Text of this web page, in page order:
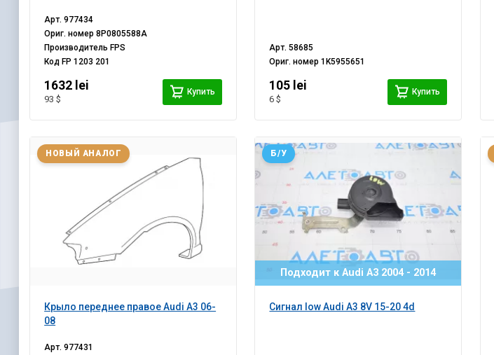
Арт.977434
Ориг. номер8P0805588A
ПроизводительFPS
КодFP 1203 201
1632 lei
93 $
Купить
Арт.58685
Ориг. номер1K5955651
105 lei
6 $
Купить
Крыло переднее правое Audi A3 06-
08
НОВЫЙ АНАЛОГ
Арт.977431
Подходит к Audi A3 2004 - 2014
Сигнал low Audi A3 8V 15-20 4d
Б/У